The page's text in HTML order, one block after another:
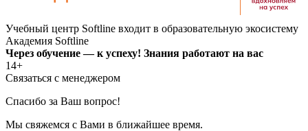
Учебный центр Softline входит в образовательную экосистему
Академия Softline
Через обучение — к успеху! Знания работают на вас
14+
Связаться с менеджером
Спасибо за Ваш вопрос!
Мы свяжемся с Вами в ближайшее время.